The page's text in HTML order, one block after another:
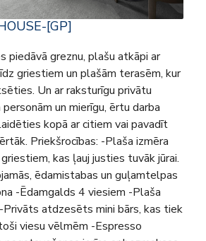
[GP]
piedāvā greznu, plašu atkāpi ar
griestiem un plašām terasēm, kur
Un ar raksturīgu privātu
un mierīgu, ērtu darba
kopā ar citiem vai pavadīt
Priekšrocības: -Plaša izmēra
kas ļauj justies tuvāk jūrai.
ēdamistabas un guļamtelpas
-Ēdamgalds 4 viesiem -Plaša
Privāts atdzesēts mini bārs, kas tiek
viesu vēlmēm -Espresso